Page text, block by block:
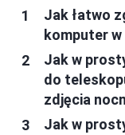
Jak łatwo
komputer
Jak w
do
zdjęcia
Jak w